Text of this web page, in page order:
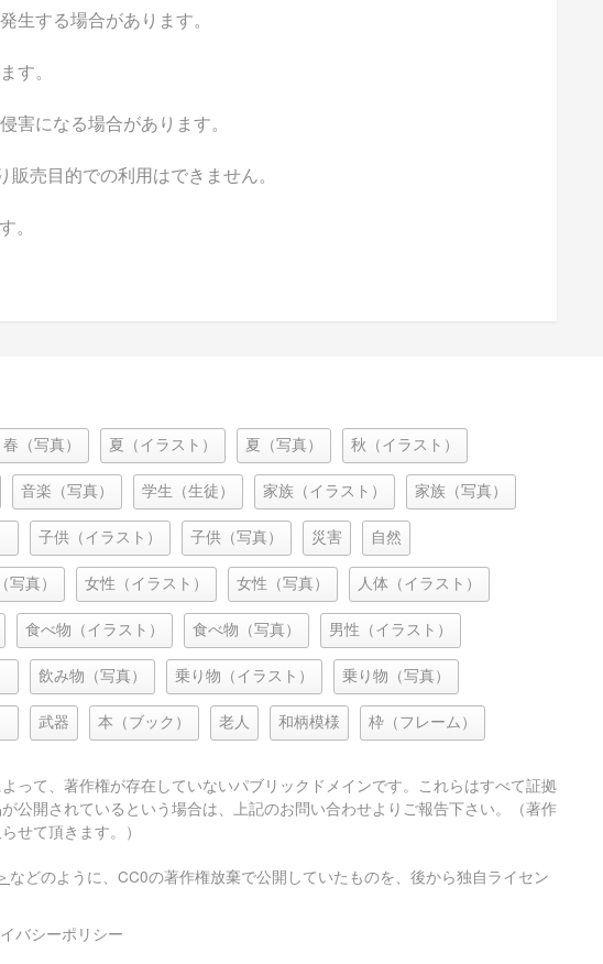
生する場合があります。
す。
害になる場合があります。
売目的での利用はできません。
。
春（写真） 夏（イラスト） 夏（写真） 秋（イラスト）
音楽（写真） 学生（生徒） 家族（イラスト） 家族（写真）
子供（イラスト） 子供（写真） 災害 自然
写真） 女性（イラスト） 女性（写真） 人体（イラスト）
食べ物（イラスト） 食べ物（写真） 男性（イラスト）
飲み物（写真） 乗り物（イラスト） 乗り物（写真）
武器 本（ブック） 老人 和柄模様 枠（フレーム）
って、著作権が存在していないパブリックドメインです。これらはすべて証拠
公開されているという場合は、上記のお問い合わせよりご報告下さい。（著作
せて頂きます。）
などのように、CC0の著作権放棄で公開していたものを、後から独自ライセン
バシーポリシー